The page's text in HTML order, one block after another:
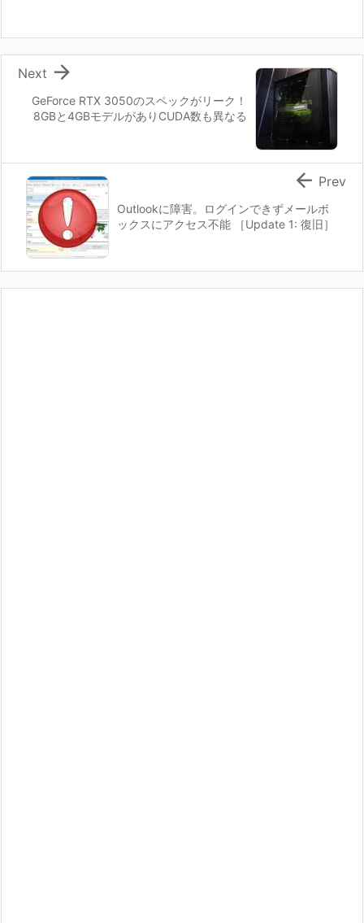
GeForce RTX 3050のスペックがリーク！
8GBと4GBモデルがありCUDA数も異なる

Next
Outlookに障害。ログインできずメールボ
ックスにアクセス不能 ［Update 1: 復旧］
 Prev